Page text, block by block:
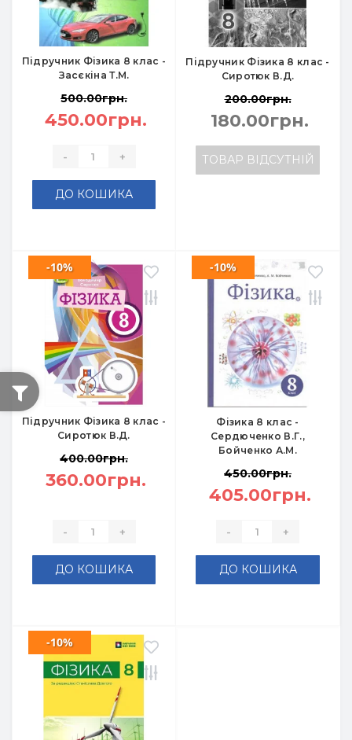
Підручник Фізика 8 клас -
Засєкіна Т.М.
500.00грн.
450.00грн.
- +
ДО КОШИКА
Підручник Фізика 8 клас -
Сиротюк В.Д.
200.00грн.
180.00грн.
ТОВАР ВІДСУТНІЙ
Підручник Фізика 8 клас -
Сиротюк В.Д.
-10%
400.00грн.
360.00грн.
- +
ДО КОШИКА
Фізика 8 клас -
Сердюченко В.Г.,
Бойченко А.М.
-10%
450.00грн.
405.00грн.
- +
ДО КОШИКА
-10%